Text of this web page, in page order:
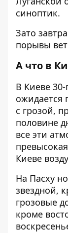
синоптик.
Зато
порывы
А что в
В Киеве 30-
ожидается
с грозой,
половине
все эти
Киеве
На Пасху
звездной,
грозовые
кроме